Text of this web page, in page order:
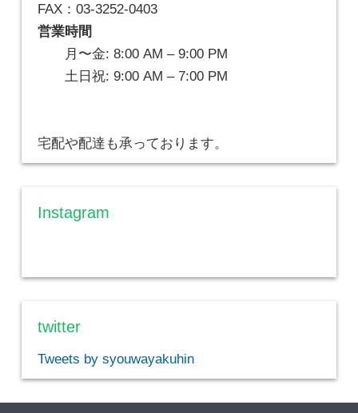
FAX：03-3252-0403
営業時間
月〜金: 8:00 AM – 9:00 PM
土日祝: 9:00 AM – 7:00 PM
宅配や配達も承っております。
Instagram
twitter
Tweets by syouwayakuhin